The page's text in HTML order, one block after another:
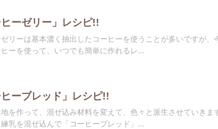
ヒーゼリー」レシピ!!
リーは基本濃く抽出したコーヒーを使うことが多いですが、
ーを使って、いつでも簡単に作れるレ...
ヒーブレッド」レシピ!!
を作って、混ぜ込み材料を変えて、色々と派生させていきま
乳を混ぜ込んで「コーヒーブレッド」...